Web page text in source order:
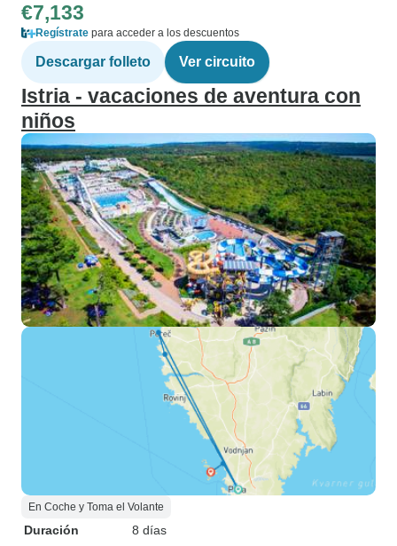
€7,133
Regístrate para acceder a los descuentos
Descargar folleto Ver circuito
Istria - vacaciones de aventura con
niños
En Coche y Toma el Volante
Duración
8 días